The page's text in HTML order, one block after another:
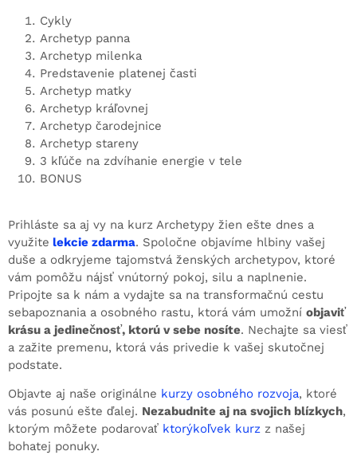
Cykly
Archetyp panna
Archetyp milenka
Predstavenie platenej časti
Archetyp matky
Archetyp kráľovnej
Archetyp čarodejnice
Archetyp stareny
3 kľúče na zdvíhanie energie v tele
BONUS
Prihláste sa aj vy na kurz Archetypy žien ešte dnes a
využite lekcie zdarma. Spoločne objavíme hlbiny vašej
duše a odkryjeme tajomstvá ženských archetypov, ktoré
vám pomôžu nájsť vnútorný pokoj, silu a naplnenie.
Pripojte sa k nám a vydajte sa na transformačnú cestu
sebapoznania a osobného rastu, ktorá vám umožní objaviť
krásu a jedinečnosť, ktorú v sebe nosíte. Nechajte sa viesť
a zažite premenu, ktorá vás privedie k vašej skutočnej
podstate.
Objavte aj naše originálne kurzy osobného rozvoja, ktoré
vás posunú ešte ďalej. Nezabudnite aj na svojich blízkych,
ktorým môžete podarovať ktorýkoľvek kurz z našej
bohatej ponuky.